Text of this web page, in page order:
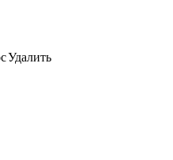
Удалить